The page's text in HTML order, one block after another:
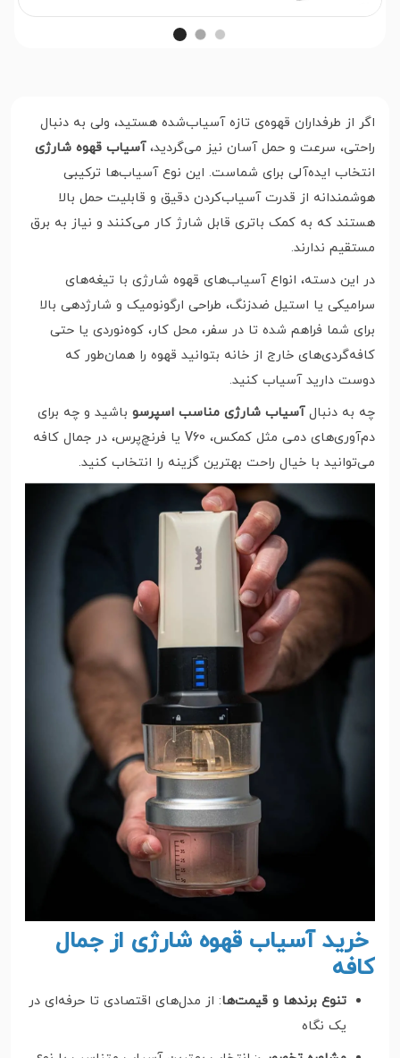
اگر از طرفداران قهوه‌ی تازه‌ آسیاب‌شده هستید، ولی به دنبال
راحتی، سرعت و حمل آسان نیز می‌گردید،آسیاب قهوه شارژی
انتخاب ایده‌آلی برای شماست. این نوع آسیاب‌ها ترکیبی
هوشمندانه از قدرت آسیاب‌کردن دقیق و قابلیت حمل بالا
هستند که به کمک باتری قابل شارژ کار می‌کنند و نیاز به برق
مستقیم ندارند.
در این دسته، انواع آسیاب‌های قهوه شارژی با تیغه‌های
سرامیکی یا استیل ضدزنگ، طراحی ارگونومیک و شارژدهی بالا
برای شما فراهم شده تا در سفر، محل کار، کوه‌نوردی یا حتی
کافه‌گردی‌های خارج از خانه بتوانید قهوه را همان‌طور که
دوست دارید آسیاب کنید.
چه به دنبالآسیاب شارژی مناسب اسپرسو باشید و چه برای
دم‌آوری‌های دمی مثل کمکس، V60 یا فرنچ‌پرس، در جمال کافه
می‌توانید با خیال راحت بهترین گزینه را انتخاب کنید.
خرید آسیاب قهوه شارژی از جمال
کافه
تنوع برندها و قیمت‌ها: از مدل‌های اقتصادی تا حرفه‌ای در
یک نگاه